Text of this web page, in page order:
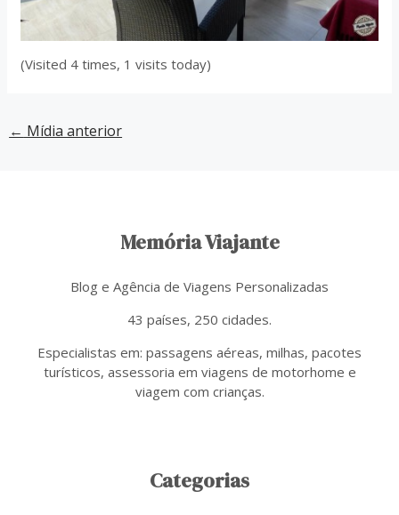
(Visited 4 times, 1 visits today)
← Mídia anterior
Memória Viajante
Blog e Agência de Viagens Personalizadas
43 países, 250 cidades.
Especialistas em: passagens aéreas, milhas, pacotes
turísticos, assessoria em viagens de motorhome e
viagem com crianças.
Categorias